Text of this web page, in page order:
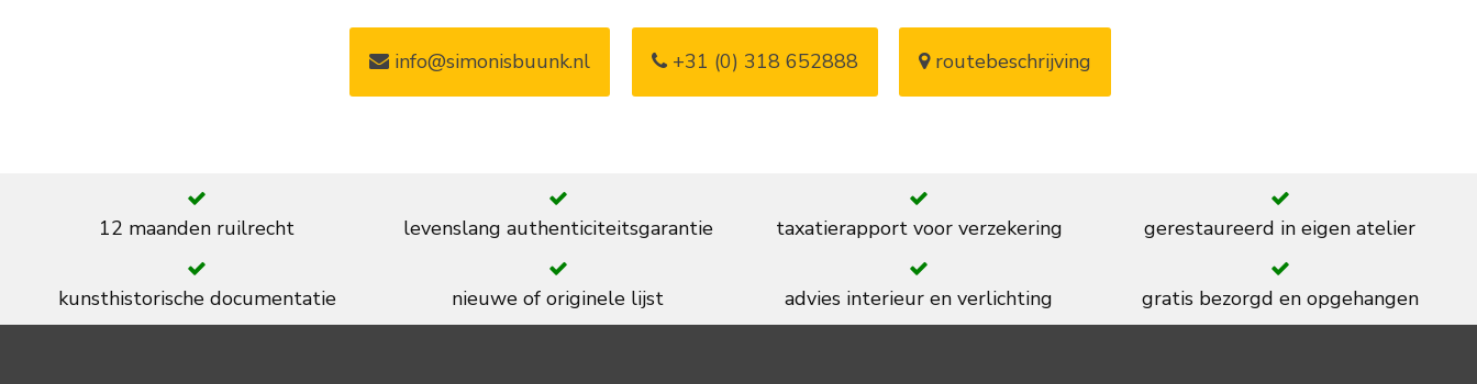
info@simonisbuunk.nl +31 (0) 318 652888 routebeschrijving
12 maanden ruilrecht levenslang authenticiteitsgarantie taxatierapport voor verzekering gerestaureerd in eigen atelier
kunsthistorische documentatie nieuwe of originele lijst advies interieur en verlichting gratis bezorgd en opgehangen